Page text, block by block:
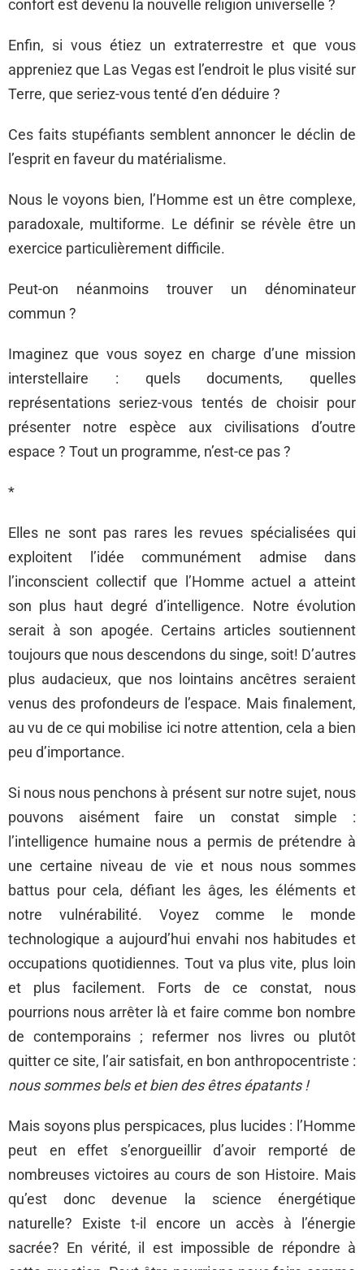
confort est devenu la nouvelle religion universelle ?
Enfin, si vous étiez un extraterrestre et que vous
appreniez que Las Vegas est l’endroit le plus visité sur
Terre, que seriez-vous tenté d’en déduire ?
Ces faits stupéfiants semblent annoncer le déclin de
l’esprit en faveur du matérialisme.
Nous le voyons bien, l’Homme est un être complexe,
paradoxale, multiforme. Le définir se révèle être un
exercice particulièrement difficile.
Peut-on néanmoins trouver un dénominateur
commun ?
Imaginez que vous soyez en charge d’une mission
interstellaire : quels documents, quelles
représentations seriez-vous tentés de choisir pour
présenter notre espèce aux civilisations d’outre
espace ? Tout un programme, n’est-ce pas ?
*
Elles ne sont pas rares les revues spécialisées qui
exploitent l’idée communément admise dans
l’inconscient collectif que l’Homme actuel a atteint
son plus haut degré d’intelligence. Notre évolution
serait à son apogée. Certains articles soutiennent
toujours que nous descendons du singe, soit! D’autres
plus audacieux, que nos lointains ancêtres seraient
venus des profondeurs de l’espace. Mais finalement,
au vu de ce qui mobilise ici notre attention, cela a bien
peu d’importance.
Si nous nous penchons à présent sur notre sujet, nous
pouvons aisément faire un constat simple :
l’intelligence humaine nous a permis de prétendre à
une certaine niveau de vie et nous nous sommes
battus pour cela, défiant les âges, les éléments et
notre vulnérabilité. Voyez comme le monde
technologique a aujourd’hui envahi nos habitudes et
occupations quotidiennes. Tout va plus vite, plus loin
et plus facilement. Forts de ce constat, nous
pourrions nous arrêter là et faire comme bon nombre
de contemporains ; refermer nos livres ou plutôt
quitter ce site, l’air satisfait, en bon anthropocentriste :
nous sommes bels et bien des êtres épatants !
Mais soyons plus perspicaces, plus lucides : l’Homme
peut en effet s’enorgueillir d’avoir remporté de
nombreuses victoires au cours de son Histoire. Mais
qu’est donc devenue la science énergétique
naturelle? Existe t-il encore un accès à l’énergie
sacrée? En vérité, il est impossible de répondre à